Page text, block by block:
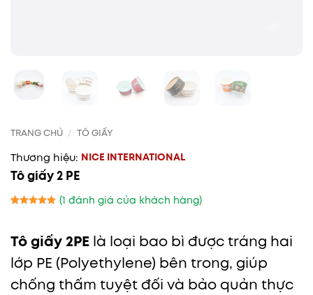
TRANG CHỦ / TÔ GIẤY
NICE INTERNATIONAL
Tô giấy 2 PE
đánh giá
(1 đánh giá của khách hàng)
Tô giấy 2PE là loại bao bì được tráng hai
lớp PE (Polyethylene) bên trong, giúp
chống thấm tuyệt đối và bảo quản thực